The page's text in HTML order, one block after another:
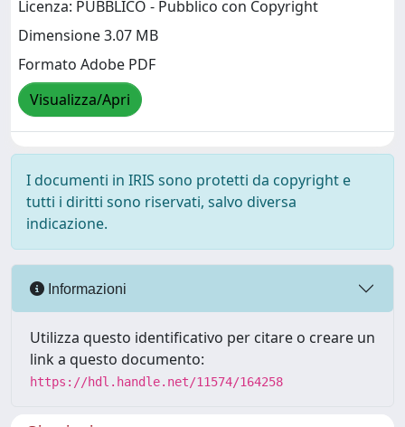
Licenza: PUBBLICO - Pubblico con Copyright
Dimensione 3.07 MB
Formato Adobe PDF
Visualizza/Apri
I documenti in IRIS sono protetti da copyright e
tutti i diritti sono riservati, salvo diversa
indicazione.
Informazioni
Utilizza questo identificativo per citare o creare un
link a questo documento:
https://hdl.handle.net/11574/164258